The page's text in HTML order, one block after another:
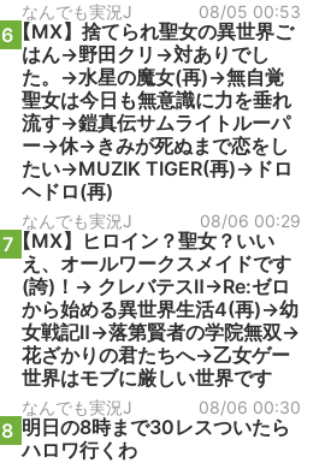
なんでも実況J 08/05 00:53
6【MX】捨てられ聖女の異世界ご
はん→野田クリ→対ありでし
た。→水星の魔女(再)→無自覚
聖女は今日も無意識に力を垂れ
流す→鎧真伝サムライトルーパ
ー→休→きみが死ぬまで恋をし
たい→MUZIK TIGER(再)→ドロ
ヘドロ(再)
なんでも実況J 08/06 00:29
7【MX】ヒロイン？聖女？いい
え、オールワークスメイドです
(誇)！→ クレバテスⅡ→Re:ゼロ
から始める異世界生活4(再)→幼
女戦記Ⅱ→落第賢者の学院無双→
花ざかりの君たちへ→乙女ゲー
世界はモブに厳しい世界です
なんでも実況J 08/06 00:30
8 明日の8時まで30レスついたら
ハロワ行くわ